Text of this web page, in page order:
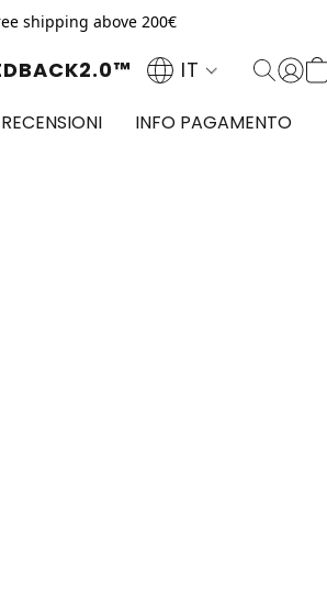
shipping above 200€
IT
RECENSIONI INFO PAGAMENTO